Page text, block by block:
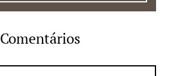
Comentários